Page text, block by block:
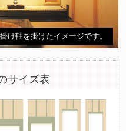
け軸を掛けたイメージです。
サイズ表